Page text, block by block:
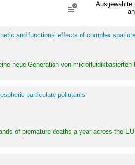
Ausgewählte
and functional effects of complex
neue Generation von
particulate pollutants
of premature deaths a year across the